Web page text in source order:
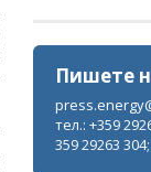
Пишете
тел.: +359
359 29263